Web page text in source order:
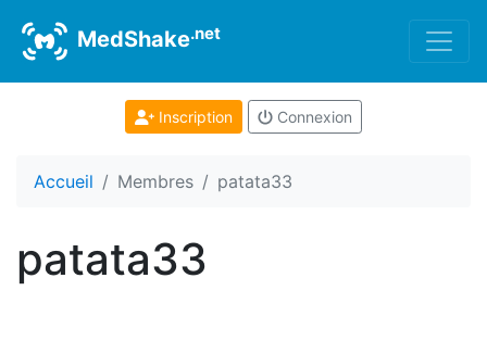
MedShake.net
Inscription Connexion
Accueil Membres patata33
patata33